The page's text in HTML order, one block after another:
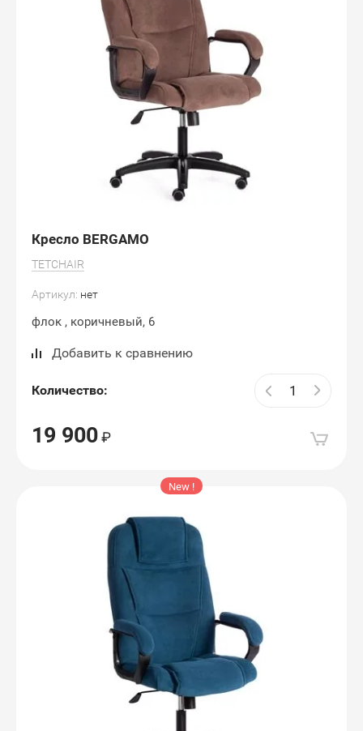
Кресло BERGAMO
TETCHAIR
Артикул: нет
флок , коричневый, 6
Добавить к сравнению
Количество:
19 900
New !